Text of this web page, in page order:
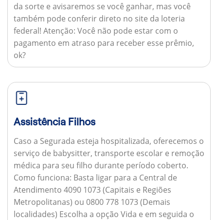
da sorte e avisaremos se você ganhar, mas você
também pode conferir direto no site da loteria
federal! Atenção: Você não pode estar com o
pagamento em atraso para receber esse prêmio,
ok?
Assistência Filhos
Caso a Segurada esteja hospitalizada, oferecemos o
serviço de babysitter, transporte escolar e remoção
médica para seu filho durante período coberto.
Como funciona: Basta ligar para a Central de
Atendimento 4090 1073 (Capitais e Regiões
Metropolitanas) ou 0800 778 1073 (Demais
localidades) Escolha a opção Vida e em seguida o